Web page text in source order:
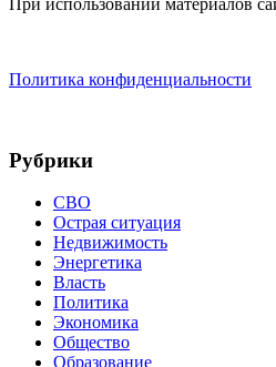
Политика конфиденциальности
Рубрики
СВО
Острая ситуация
Недвижимость
Энергетика
Власть
Политика
Экономика
Общество
Образование